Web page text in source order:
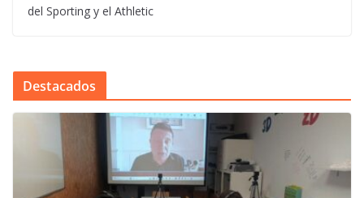
del Sporting y el Athletic
Destacados